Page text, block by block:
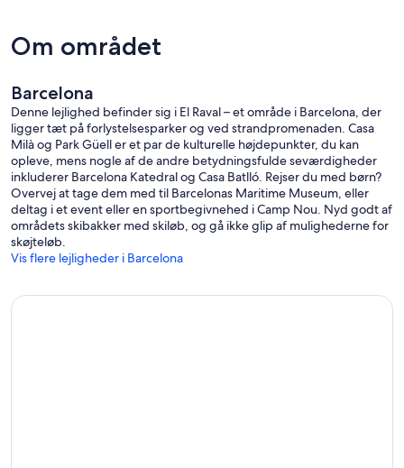
Om området
Barcelona
Denne lejlighed befinder sig i El Raval – et område i Barcelona, der
ligger tæt på forlystelsesparker og ved strandpromenaden. Casa
Milà og Park Güell er et par de kulturelle højdepunkter, du kan
opleve, mens nogle af de andre betydningsfulde seværdigheder
inkluderer Barcelona Katedral og Casa Batlló. Rejser du med børn?
Overvej at tage dem med til Barcelonas Maritime Museum, eller
deltag i et event eller en sportbegivnehed i Camp Nou. Nyd godt af
områdets skibakker med skiløb, og gå ikke glip af mulighederne for
skøjteløb.
Vis flere lejligheder i Barcelona